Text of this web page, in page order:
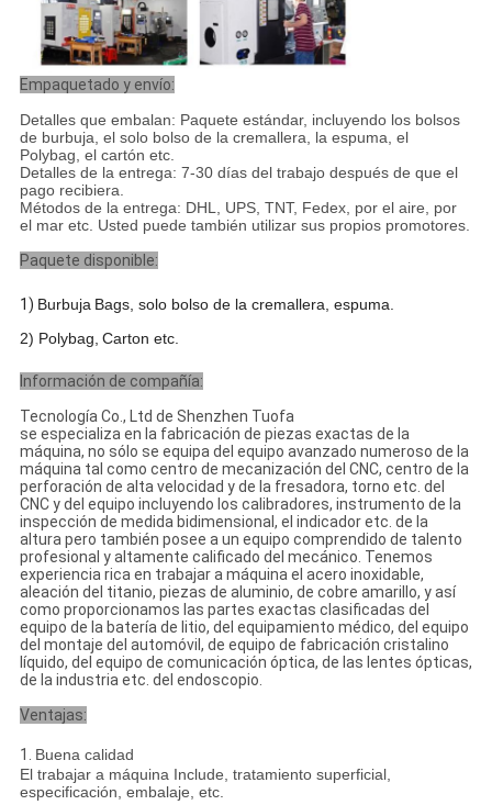
Empaquetado y envío:
Detalles que embalan: Paquete estándar, incluyendo los bolsos
de burbuja, el solo bolso de la cremallera, la espuma, el
Polybag, el cartón etc.
Detalles de la entrega: 7-30 días del trabajo después de que el
pago recibiera.
Métodos de la entrega: DHL, UPS, TNT, Fedex, por el aire, por
el mar etc. Usted puede también utilizar sus propios promotores.
Paquete disponible:
1) Burbuja Bags, solo bolso de la cremallera, espuma
2) Polybag, Carton etc.
Información de compañía:
Tecnología Co., Ltd de Shenzhen Tuofa
se especializa en la fabricación de piezas exactas de la
máquina, no sólo se equipa del equipo avanzado numeroso de la
máquina tal como centro de mecanización del CNC, centro de la
perforación de alta velocidad y de la fresadora, torno etc. del
CNC y del equipo incluyendo los calibradores, instrumento de la
inspección de medida bidimensional, el indicador etc. de la
altura pero también posee a un equipo comprendido de talento
profesional y altamente calificado del mecánico. Tenemos
experiencia rica en trabajar a máquina el acero inoxidable,
aleación del titanio, piezas de aluminio, de cobre amarillo, y así
como proporcionamos las partes exactas clasificadas del
equipo de la batería de litio, del equipamiento médico, del equipo
del montaje del automóvil, de equipo de fabricación cristalino
líquido, del equipo de comunicación óptica, de las lentes ópticas,
de la industria etc. del endoscopio.
Ventajas:
1. Buena calidad
El trabajar a máquina Include, tratamiento superficial,
especificación, embalaje, etc.